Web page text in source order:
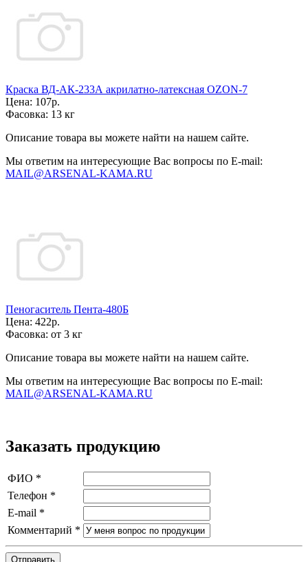
Краска ВД-АК-233А акрилатно-латексная OZON-7
Цена: 107р.
Фасовка: 13 кг
Описание товара вы можете найти на нашем сайте.
Мы ответим на интересующие Вас вопросы по E-mail:
MAIL@ARSENAL-KAMA.RU
Пеногаситель Пента-480Б
Цена: 422р.
Фасовка: от 3 кг
Описание товара вы можете найти на нашем сайте.
Мы ответим на интересующие Вас вопросы по E-mail:
MAIL@ARSENAL-KAMA.RU
Заказать продукцию
ФИО *
Телефон *
E-mail *
Комментарий *
Отправить